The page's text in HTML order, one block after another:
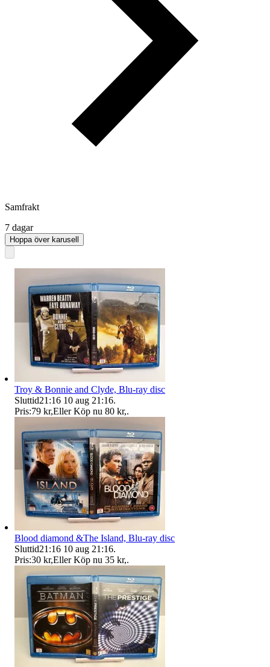
Samfrakt
7 dagar
Hoppa över karusell
Troy & Bonnie and Clyde, Blu-ray disc
Sluttid21:16 10 aug 21:16.
Pris:79 kr,Eller Köp nu 80 kr,.
Blood diamond &The Island, Blu-ray disc
Sluttid21:16 10 aug 21:16.
Pris:30 kr,Eller Köp nu 35 kr,.